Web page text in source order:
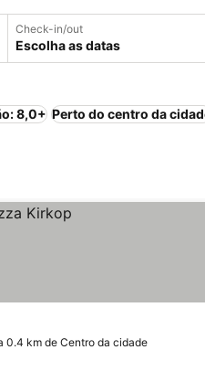
Check-in/out
Escolha as datas
8,0+ Perto do centro da
0.4 km de Centro da cidade